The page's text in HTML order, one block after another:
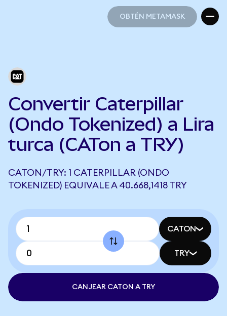
OBTÉN METAMASK
Convertir Caterpillar
(Ondo Tokenized) a Lira
turca (CATon a TRY)
CATON/TRY: 1 CATERPILLAR (ONDO
TOKENIZED) EQUIVALE A 40.668,1418 TRY
CATON
TRY
CANJEAR CATON A TRY